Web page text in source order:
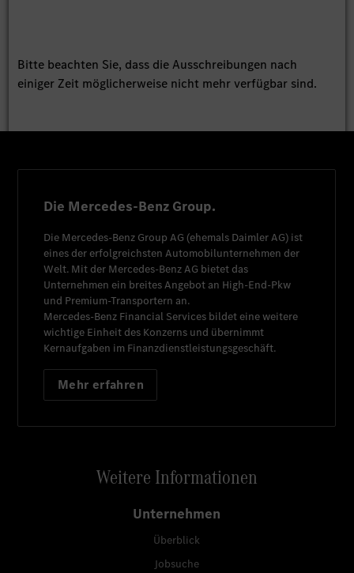
Bitte beachten Sie, dass die Ausschreibungen nach
einiger Zeit möglicherweise nicht mehr verfügbar sind.
Die Mercedes-Benz Group.
Die Mercedes-Benz Group AG (ehemals Daimler AG) ist
eines der erfolgreichsten Automobilunternehmen der
Welt. Mit der Mercedes-Benz AG bietet das
Unternehmen ein breites Angebot an High-End-Pkw
und Premium-Transportern an.
Mercedes-Benz Financial Services bildet eine weitere
wichtige Einheit des Konzerns und übernimmt
Kernaufgaben im Finanzdienstleistungsgeschäft.
Mehr erfahren
Weitere Informationen
Unternehmen
Überblick
Jobsuche